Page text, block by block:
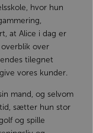
hvor hun
at Alice i dag er
over
tilegnet
vores kunder.
mand, og selvom
sætter hun stor
og spille